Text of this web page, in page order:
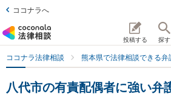
ココナラへ
投稿する 探す
ココナラ法律相談 熊本県で法律相談できる弁
八代市の有責配偶者に強い弁